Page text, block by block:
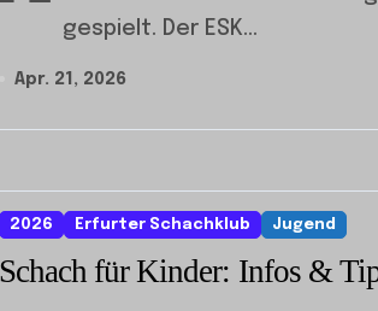
gespielt. Der ESK...
Apr. 21, 2026
2026 Erfurter Schachklub Jugend
Schach für Kinder: Infos &